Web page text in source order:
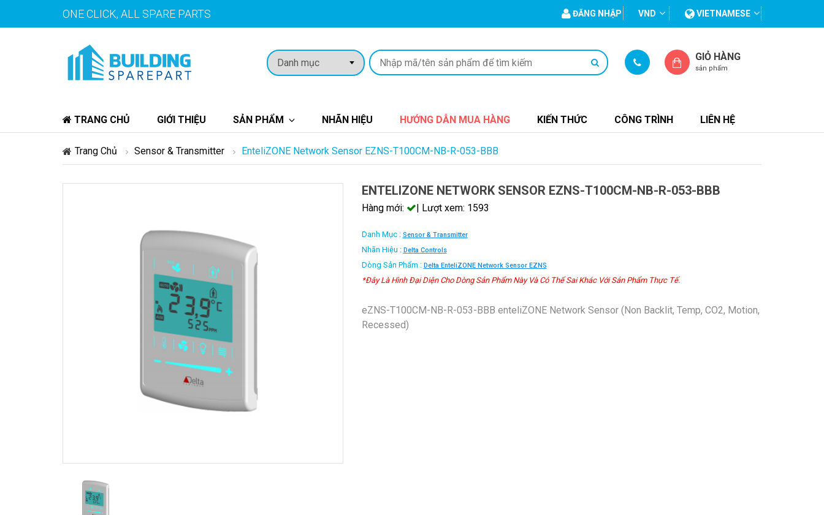
ONE CLICK, ALL SPARE PARTS ĐĂNG NHẬP VND VIETNAMESE
GIỎ HÀNG
sản phẩm
TRANG CHỦ GIỚI THIỆU SẢN PHẨM NHÃN HIỆU HƯỚNG DẪN MUA HÀNG KIẾN THỨC CÔNG TRÌNH LIÊN HỆ
Trang Chủ Sensor & Transmitter EnteliZONE Network Sensor EZNS-T100CM-NB-R-053-BBB
ENTELIZONE NETWORK SENSOR EZNS-T100CM-NB-R-053-BBB
Hàng mới: | Lượt xem: 1593
Danh Mục : Sensor & Transmitter
Nhãn Hiệu : Delta Controls
Dòng Sản Phẩm : Delta EnteliZONE Network Sensor EZNS
*Đây Là Hình Đại Diện Cho Dòng Sản Phẩm Này Và Có Thể Sai Khác Với Sản Phẩm Thực Tế.
eZNS-T100CM-NB-R-053-BBB enteliZONE Network Sensor (Non Backlit, Temp, CO2, Motion,
Recessed)